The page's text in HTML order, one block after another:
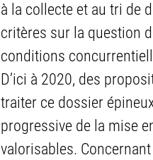
à la collecte et au tri de
critères sur la question
conditions
D’ici à 2020, des
traiter ce dossier
progressive de la mise
valorisables.